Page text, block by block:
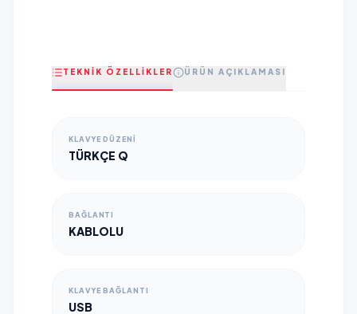
TEKNİK ÖZELLİKLER ÜRÜN AÇIKLAMASI
KLAVYE DÜZENI
TÜRKÇE Q
BAĞLANTI
KABLOLU
KLAVYE BAĞLANTI
USB